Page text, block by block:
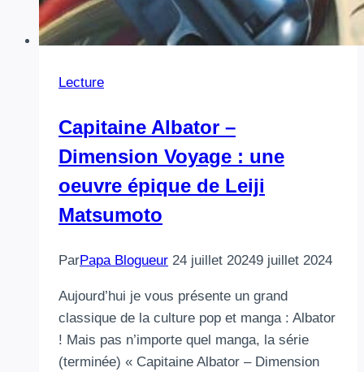
Lecture
Capitaine Albator –
Dimension Voyage : une
oeuvre épique de Leiji
Matsumoto
ParPapa Blogueur 24 juillet 20249 juillet 2024
Aujourd’hui je vous présente un grand
classique de la culture pop et manga : Albator
! Mais pas n’importe quel manga, la série
(terminée) « Capitaine Albator – Dimension